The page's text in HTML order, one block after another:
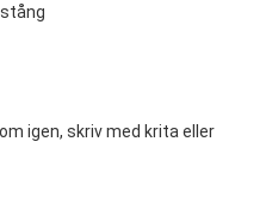
igen, skriv med krita eller